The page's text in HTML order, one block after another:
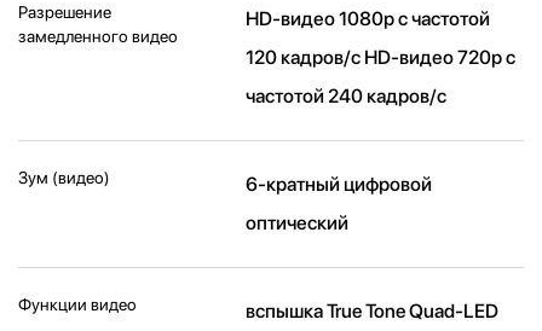
Разрешение
замедленного видео
HD-видео 1080р c частотой
120 кадров/ с HD-видео 720р c
частотой 240 кадров/ с
Зум (видео)
6-кратный цифровой
оптический
Функции видео вспышка True Tone Quad-LED